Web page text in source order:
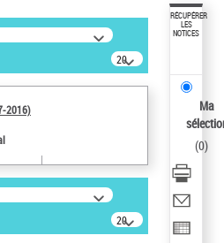
les
2016)
20
résultats/page
2016)
20
résultats/page
RÉCUPÉRER
LES
NOTICES
Ma
(0)